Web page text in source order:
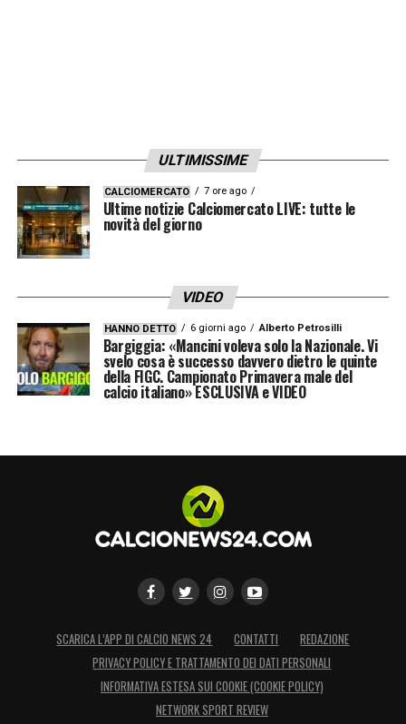
— Oliver Kahn (@OliverKahn)October 21, 2022
LA PLAYLIST DELLE NOSTRE TOP NEWS
ULTIMISSIME
CALCIOMERCATO 7 ore ago
Ultime notizie Calciomercato LIVE: tutte le
novità del giorno
VIDEO
HANNO DETTO 6 giorni ago Alberto Petrosilli
Bargiggia: «Mancini voleva solo la Nazionale. Vi
svelo cosa è successo davvero dietro le quinte
della FIGC. Campionato Primavera male del
calcio italiano» ESCLUSIVA e VIDEO
SCARICA L’APP DI CALCIO NEWS 24 CONTATTI
REDAZIONE
PRIVACY POLICY E TRATTAMENTO DEI DATI PERSONALI
INFORMATIVA ESTESA SUI COOKIE (COOKIE POLICY)
NETWORK SPORT REVIEW